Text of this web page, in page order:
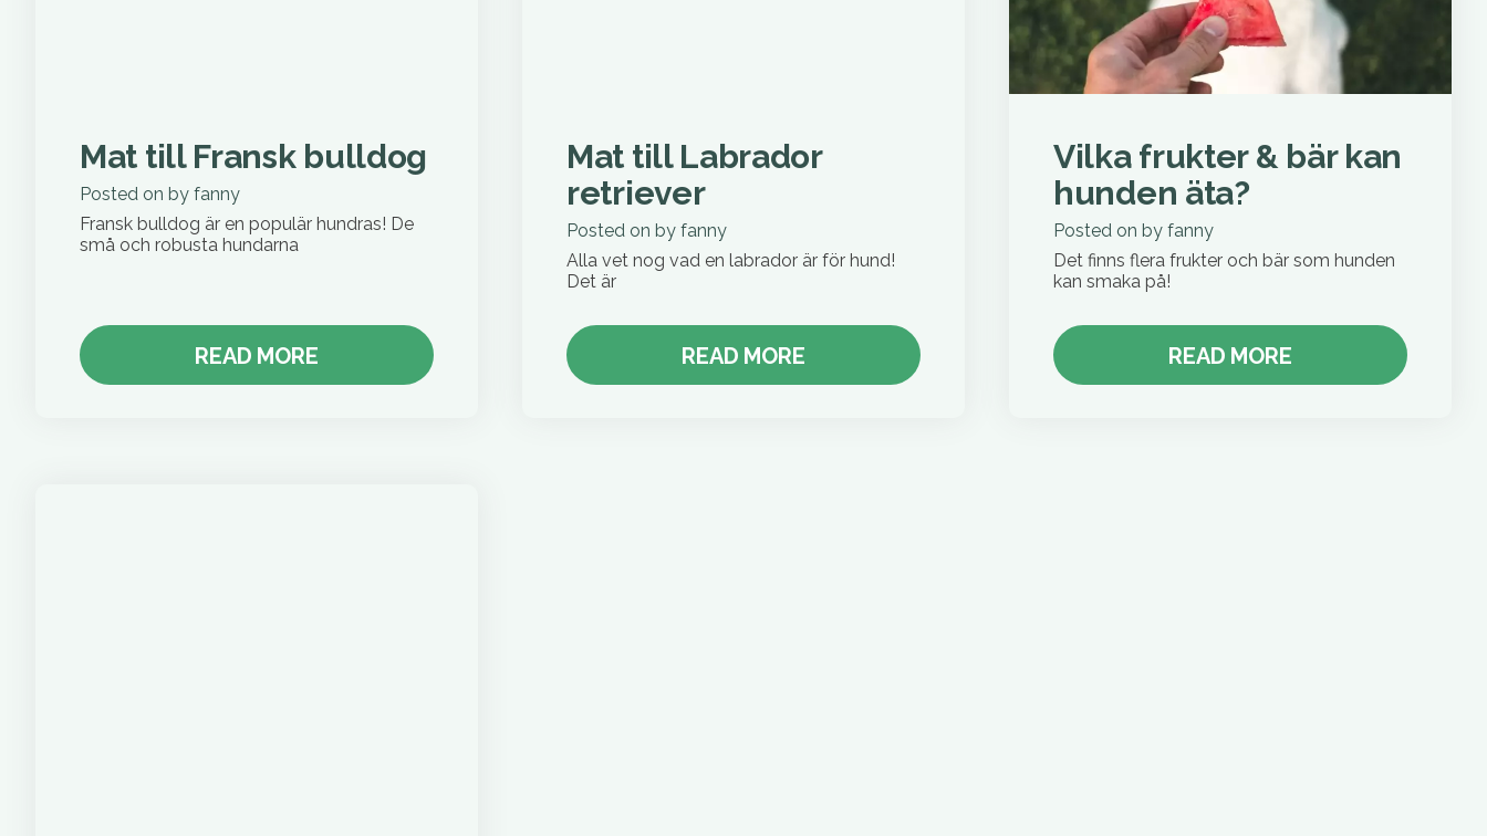
Mat till Fransk bulldog
Posted on by fanny
Fransk bulldog är en populär hundras! De
små och robusta hundarna
READ MORE
Mat till Labrador
retriever
Posted on by fanny
Alla vet nog vad en labrador är för hund!
Det är
READ MORE
Vilka frukter & bär kan
hunden äta?
Posted on by fanny
Det finns flera frukter och bär som hunden
kan smaka på!
READ MORE